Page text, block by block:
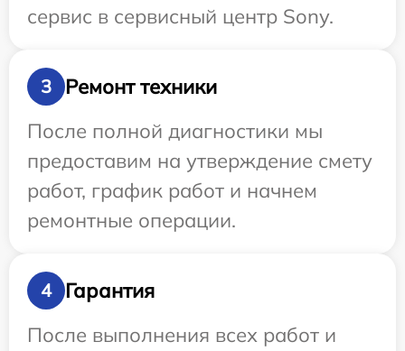
сервис в сервисный центр Sony.
3
Ремонт техники
После полной диагностики мы
предоставим на утверждение смету
работ, график работ и начнем
ремонтные операции.
4
Гарантия
После выполнения всех работ и